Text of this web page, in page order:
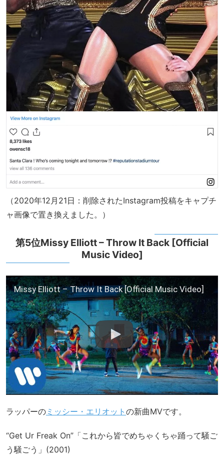
（2020年12月21日：削除されたInstagram投稿をキャプチ
ャ画像で置き換えました。）
第5位Missy Elliott – Throw It Back [Official
Music Video]
Missy Elliott – Throw It Back [Official Music Video]
ラッパーの ミッシー・エリオット の新曲MVです。
“Get Ur Freak On”「これから皆でめちゃくちゃ踊って騒ご
う騒ごう」(2001)